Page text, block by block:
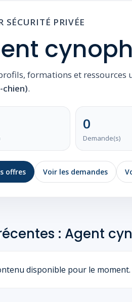
SÉCURITÉ PRIVÉE
formations et ressources
.
0
Demande(s)
offres Voir les demandes
: Agent
disponible pour le moment.